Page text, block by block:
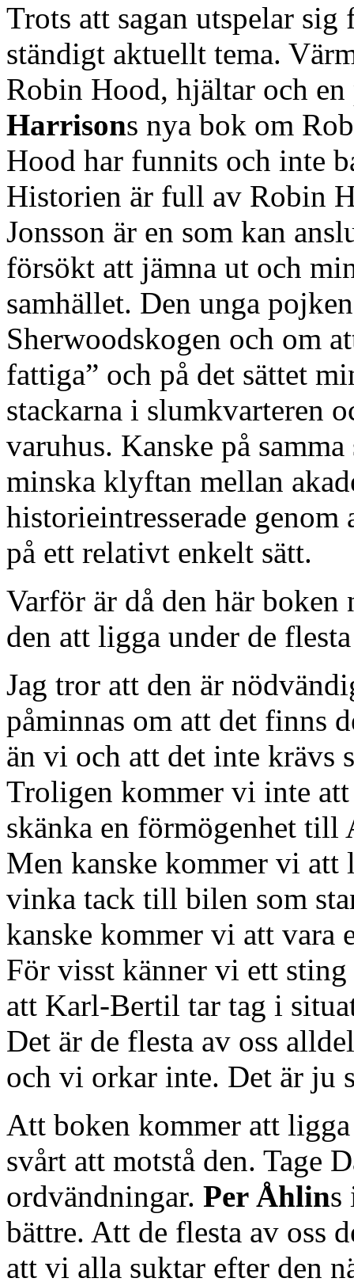
Trots att sagan utspelar sig
ständigt aktuellt tema.
Robin Hood, hjältar och
Harrisons nya bok om
Hood har funnits och inte
Historien är full av Robin
Jonsson är en som kan
försökt att jämna ut och
samhället. Den unga
Sherwoodskogen och om
fattiga” och på det sättet
stackarna i slumkvarteren
varuhus. Kanske på
minska klyftan mellan
historieintresserade
på ett relativt enkelt sätt.
Varför är då den här
den att ligga under de
Jag tror att den är
påminnas om att det finns
än vi och att det inte krävs
Troligen kommer vi inte
skänka en förmögenhet till
Men kanske kommer vi att
vinka tack till bilen som
kanske kommer vi att vara
För visst känner vi ett
att Karl-Bertil tar tag i
Det är de flesta av oss
och vi orkar inte. Det är ju
Att boken kommer att
svårt att motstå den. Tage
ordvändningar. Per Åhlins
bättre. Att de flesta av oss
att vi alla suktar efter den